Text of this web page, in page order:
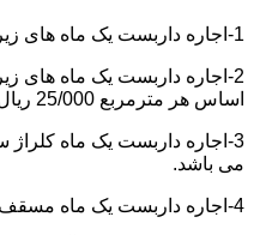
1-اجاره داربست یک ماه های زیر یکصد مترمربع و یا کمتر از یک ماه مقطوع 4/500/000 ریال می باشد.
اساس هر مترمربع 25/000 ریال می باشد.
می باشد.
4-اجاره داربست یک ماه مسقف تا 200 مترمکعب 6/500/000 ریال و مازاد بر آن هر مترمکعب 18/000 ریال می باشد.